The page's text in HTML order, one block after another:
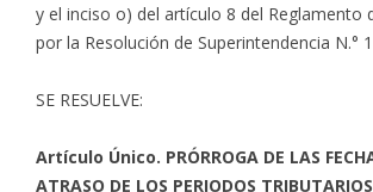
y el inciso o) del artículo 8 del Reglamento
por la Resolución de Superintendencia
SE RESUELVE:
Artículo Único. PRÓRROGA DE LAS
ATRASO DE LOS PERIODOS